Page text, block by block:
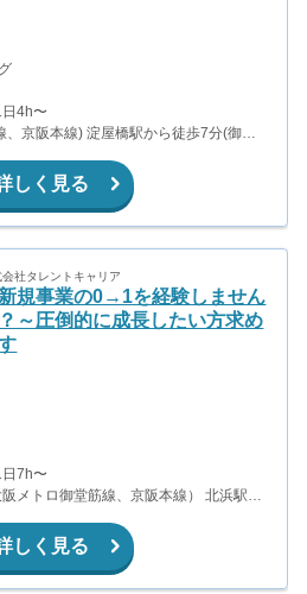
4h〜
、京阪本線) 淀屋橋駅から徒歩7分(御堂
しく見る
会社タレントキャリア
規事業の0→1を経験しません
～圧倒的に成長したい方求め
7h〜
メトロ御堂筋線、京阪本線） 北浜駅か
駅から徒歩7分（京阪中之島線）
しく見る